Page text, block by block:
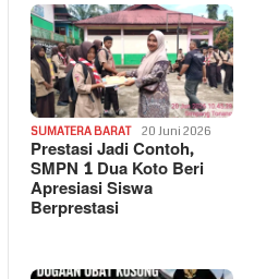
SUMATERA BARAT 20 Juni 2026
Prestasi Jadi Contoh,
SMPN 1 Dua Koto Beri
Apresiasi Siswa
Berprestasi